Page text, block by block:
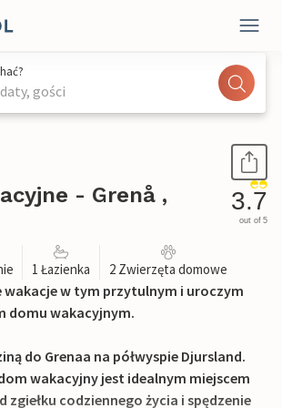
gości
- Grenå ,
3.7
out of 5
1 Łazienka 2 Zwierzęta domowe
wakacje w tym przytulnym i uroczym
domu wakacyjnym.
do Grenaa na półwyspie Djursland.
wakacyjny jest idealnym miejscem
zgiełku codziennego życia i spędzenie